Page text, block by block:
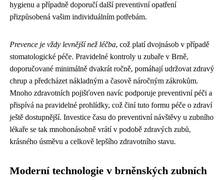
hygienu a případně doporučí další preventivní opatření
přizpůsobená vašim individuálním potřebám.
Prevence je vždy levnější než léčba, což platí dvojnásob v případě
stomatologické péče. Pravidelné kontroly u zubaře v Brně,
doporučované minimálně dvakrát ročně, pomáhají udržovat zdravý
chrup a předcházet nákladným a časově náročným zákrokům.
Mnoho zdravotních pojišťoven navíc podporuje preventivní péči a
přispívá na pravidelné prohlídky, což činí tuto formu péče o zdraví
ještě dostupnější. Investice času do preventivní návštěvy u zubního
lékaře se tak mnohonásobně vrátí v podobě zdravých zubů,
krásného úsměvu a celkově lepšího zdravotního stavu.
Moderní technologie v brněnských zubních